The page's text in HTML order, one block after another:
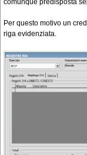
comunque predisposta
Per questo motivo un
riga evidenziata.